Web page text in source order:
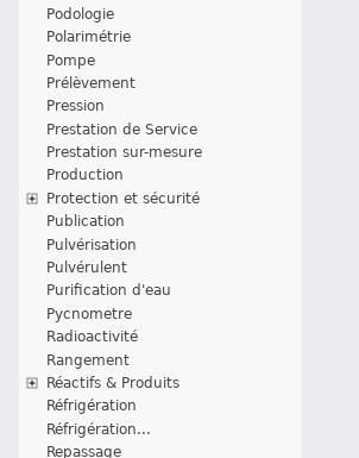
Podologie
Polarimétrie
Pompe
Prélèvement
Pression
Prestation de Service
Prestation sur-mesure
Production
Protection et sécurité
Publication
Pulvérisation
Pulvérulent
Purification d'eau
Pycnometre
Radioactivité
Rangement
Réactifs & Produits
Réfrigération
Réfrigération...
Repassage